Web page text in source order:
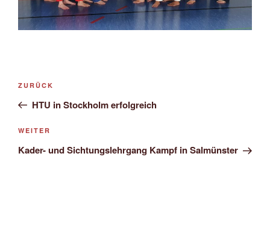
Beitragsnavigation
Vorheriger
Beitrag
ZURÜCK
HTU in Stockholm erfolgreich
Nächster
Beitrag
WEITER
Kader- und Sichtungslehrgang Kampf in Salmünster